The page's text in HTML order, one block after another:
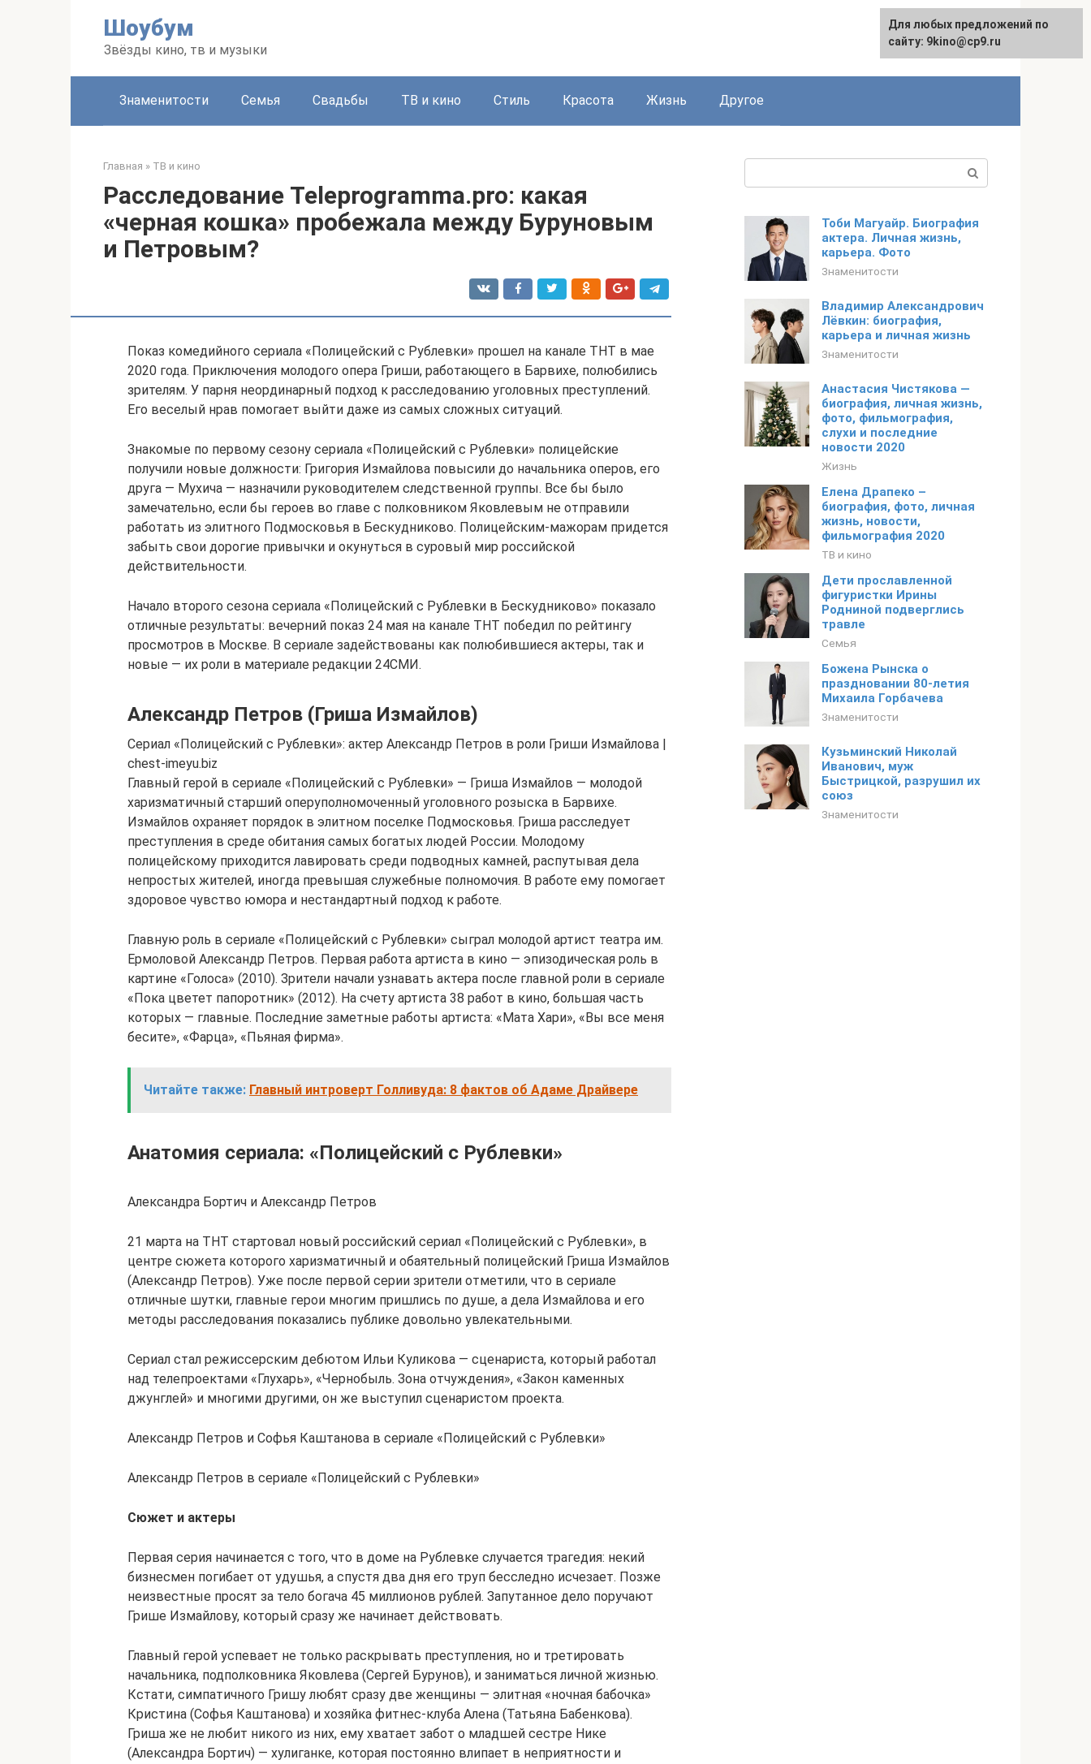
Шоубум
Звёзды кино, тв и музыки
English
Знаменитости Семья Свадьбы ТВ и кино Стиль Красота Жизнь Другое
Главная » ТВ и кино
Расследование Teleprogramma.pro: какая
«черная кошка» пробежала между Буруновым
и Петровым?
Показ комедийного сериала «Полицейский с Рублевки» прошел на канале ТНТ в мае
2020 года. Приключения молодого опера Гриши, работающего в Барвихе, полюбились
зрителям. У парня неординарный подход к расследованию уголовных преступлений.
Его веселый нрав помогает выйти даже из самых сложных ситуаций.
Знакомые по первому сезону сериала «Полицейский с Рублевки» полицейские
получили новые должности: Григория Измайлова повысили до начальника оперов, его
друга — Мухича — назначили руководителем следственной группы. Все бы было
замечательно, если бы героев во главе с полковником Яковлевым не отправили
работать из элитного Подмосковья в Бескудниково. Полицейским-мажорам придется
забыть свои дорогие привычки и окунуться в суровый мир российской
действительности.
Начало второго сезона сериала «Полицейский с Рублевки в Бескудниково» показало
отличные результаты: вечерний показ 24 мая на канале ТНТ победил по рейтингу
просмотров в Москве. В сериале задействованы как полюбившиеся актеры, так и
новые — их роли в материале редакции 24СМИ.
Александр Петров (Гриша Измайлов)
Сериал «Полицейский с Рублевки»: актер Александр Петров в роли Гриши Измайлова |
chest-imeyu.biz
Главный герой в сериале «Полицейский с Рублевки» — Гриша Измайлов — молодой
харизматичный старший оперуполномоченный уголовного розыска в Барвихе.
Измайлов охраняет порядок в элитном поселке Подмосковья. Гриша расследует
преступления в среде обитания самых богатых людей России. Молодому
полицейскому приходится лавировать среди подводных камней, распутывая дела
непростых жителей, иногда превышая служебные полномочия. В работе ему помогает
здоровое чувство юмора и нестандартный подход к работе.
Главную роль в сериале «Полицейский с Рублевки» сыграл молодой артист театра им.
Ермоловой Александр Петров. Первая работа артиста в кино — эпизодическая роль в
картине «Голоса» (2010). Зрители начали узнавать актера после главной роли в сериале
«Пока цветет папоротник» (2012). На счету артиста 38 работ в кино, большая часть
которых — главные. Последние заметные работы артиста: «Мата Хари», «Вы все меня
бесите», «Фарца», «Пьяная фирма».
Читайте также: Главный интроверт Голливуда: 8 фактов об Адаме Драйвере
Анатомия сериала: «Полицейский с Рублевки»
Александра Бортич и Александр Петров
21 марта на ТНТ стартовал новый российский сериал «Полицейский с Рублевки», в
центре сюжета которого харизматичный и обаятельный полицейский Гриша Измайлов
(Александр Петров). Уже после первой серии зрители отметили, что в сериале
отличные шутки, главные герои многим пришлись по душе, а дела Измайлова и его
методы расследования показались публике довольно увлекательными.
Сериал стал режиссерским дебютом Ильи Куликова — сценариста, который работал
над телепроектами «Глухарь», «Чернобыль. Зона отчуждения», «Закон каменных
джунглей» и многими другими, он же выступил сценаристом проекта.
Александр Петров и Софья Каштанова в сериале «Полицейский с Рублевки»
Александр Петров в сериале «Полицейский с Рублевки»
Сюжет и актеры
Первая серия начинается с того, что в доме на Рублевке случается трагедия: некий
бизнесмен погибает от удушья, а спустя два дня его труп бесследно исчезает. Позже
неизвестные просят за тело богача 45 миллионов рублей. Запутанное дело поручают
Грише Измайлову, который сразу же начинает действовать.
Главный герой успевает не только раскрывать преступления, но и третировать
начальника, подполковника Яковлева (Сергей Бурунов), и заниматься личной жизнью.
Кстати, симпатичного Гришу любят сразу две женщины — элитная «ночная бабочка»
Кристина (Софья Каштанова) и хозяйка фитнес-клуба Алена (Татьяна Бабенкова).
Гриша же не любит никого из них, ему хватает забот о младшей сестре Нике
(Александра Бортич) — хулиганке, которая постоянно влипает в неприятности и
Тоби Магуайр. Биография
актера. Личная жизнь,
карьера. Фото
Знаменитости
Владимир Александрович
Лёвкин: биография,
карьера и личная жизнь
Знаменитости
Анастасия Чистякова —
биография, личная жизнь,
фото, фильмография,
слухи и последние
новости 2020
Жизнь
Елена Драпеко –
биография, фото, личная
жизнь, новости,
фильмография 2020
ТВ и кино
Дети прославленной
фигуристки Ирины
Родниной подверглись
травле
Семья
Божена Рынска о
праздновании 80-летия
Михаила Горбачева
Знаменитости
Кузьминский Николай
Иванович, муж
Быстрицкой, разрушил их
союз
Знаменитости
Для любых предложений по
сайту: 9kino@cp9.ru